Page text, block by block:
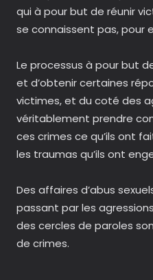
qui à pour but de réunir
se connaissent pas, pour
Le processus à pour but
et d’obtenir certaines
victimes, et du coté des
véritablement prendre
ces crimes ce qu’ils ont
les traumas qu’ils ont
Des affaires d’abus
passant par les
des cercles de paroles
de crimes.